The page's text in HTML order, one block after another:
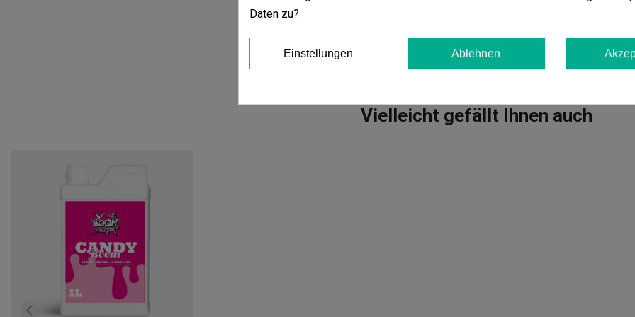
Höhe : 0,7-1 m im Innen- und Außenbereich.
Vielleicht gefällt Ihnen auch
Daten zu?
Einstellungen Ablehnen